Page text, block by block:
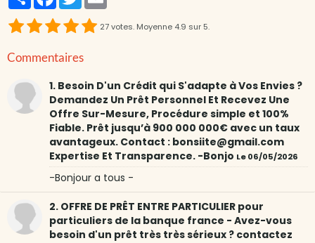
27votes. Moyenne 4.9 sur 5.
Commentaires
1. Besoin D'un Crédit qui S'adapte à Vos Envies ?
Demandez Un Prêt Personnel Et Recevez Une
Offre Sur-Mesure, Procédure simple et 100%
Fiable. Prêt jusqu’à 900 000 000€ avec un taux
avantageux. Contact : bonsiite@gmail.com
Expertise Et Transparence. -Bonjo Le 06/05/2026
-Bonjour a tous -
2. OFFRE DE PRÊT ENTRE PARTICULIER pour
particuliers de la banque france - Avez-vous
besoin d'un prêt très très sérieux ? contactez